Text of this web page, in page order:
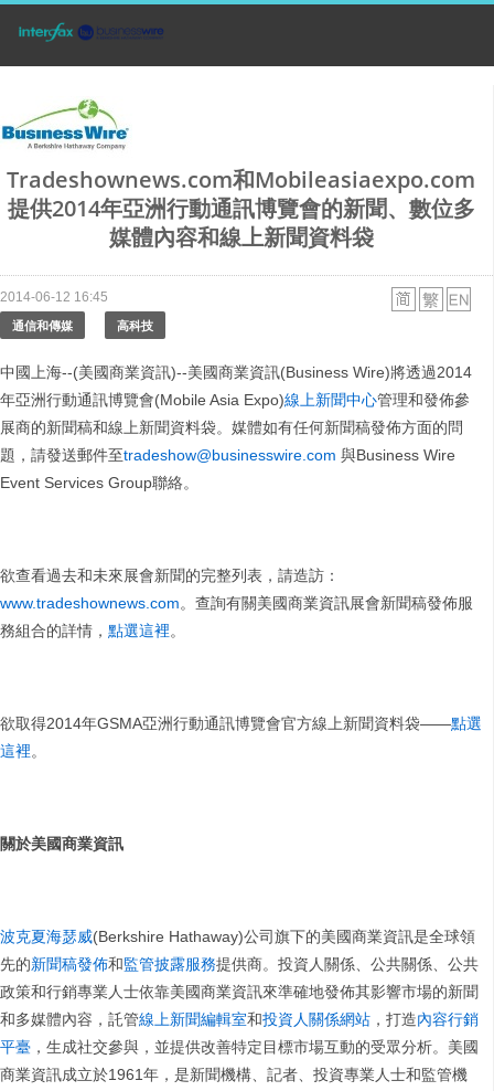
Tradeshownews.com和Mobileasiaexpo.com
提供2014年亞洲行動通訊博覽會的新聞、數位多
媒體內容和線上新聞資料袋
2014-06-12 16:45
通信和傳媒 高科技
中國上海--(美國商業資訊)--美國商業資訊(Business Wire)將透過2014
年亞洲行動通訊博覽會(Mobile Asia Expo)線上新聞中心管理和發佈參
展商的新聞稿和線上新聞資料袋。媒體如有任何新聞稿發佈方面的問
題，請發送郵件至tradeshow@businesswire.com 與Business Wire
Event Services Group聯絡。
欲查看過去和未來展會新聞的完整列表，請造訪：
www.tradeshownews.com。查詢有關美國商業資訊展會新聞稿發佈服
務組合的詳情， 點選這裡。
欲取得2014年GSMA亞洲行動通訊博覽會官方線上新聞資料袋——點選
這裡。
關於美國商業資訊
波克夏海瑟威(Berkshire Hathaway)公司旗下的美國商業資訊是全球領
先的新聞稿發佈和監管披露服務提供商。投資人關係、公共關係、公共
政策和行銷專業人士依靠美國商業資訊來準確地發佈其影響市場的新聞
和多媒體內容，託管線上新聞編輯室和投資人關係網站 ，打造內容行銷
平臺 ，生成社交參與，並提供改善特定目標市場互動的受眾分析。美國
商業資訊成立於1961年，是新聞機構、記者、投資專業人士和監管機